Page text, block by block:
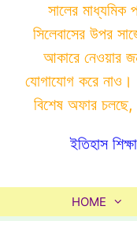
সালের মাধ্যমিক
সিলেবাসের উপর
আকারে নেওয়ার
যোগাযোগ করে
বিশেষ অফার
ইতিহাস
HOME